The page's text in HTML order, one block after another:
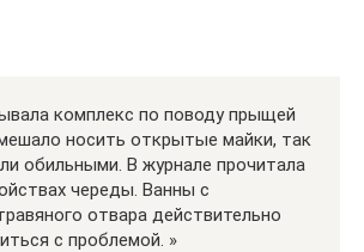
комплекс по поводу прыщей
носить открытые майки, так
обильными. В журнале прочитала
череды. Ванны с
отвара действительно
с проблемой. »